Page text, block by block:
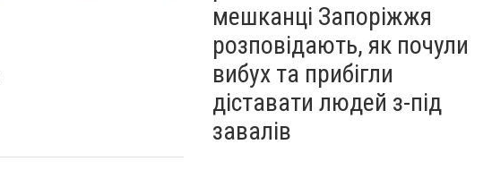
мешканці Запоріжжя
розповідають, як почули
вибух та прибігли
діставати людей з-під
завалів